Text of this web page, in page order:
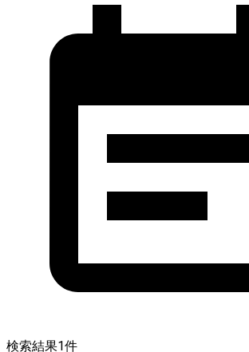
検索結果1件